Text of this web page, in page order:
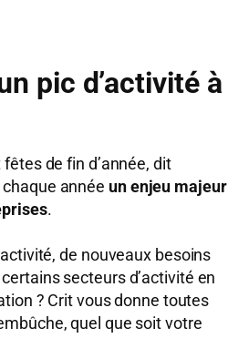
pic d’activité à
de fin d’année, dit
année un enjeu majeur
.
de nouveaux besoins
secteurs d’activité en
? Crit vous donne toutes
quel que soit votre